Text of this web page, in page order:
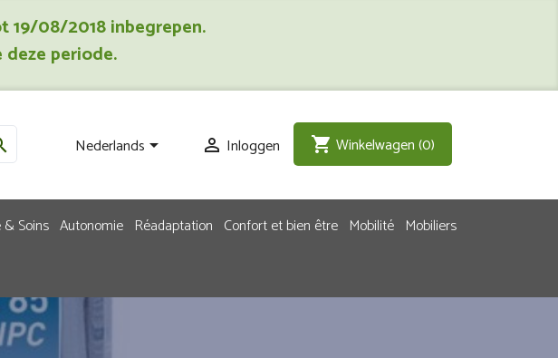
19/08/2018 inbegrepen.
periode.
Nederlands  Inloggen shopping_cart Winkelwagen(0)
Soins Autonomie Réadaptation Confort et bien être Mobilité Mobiliers